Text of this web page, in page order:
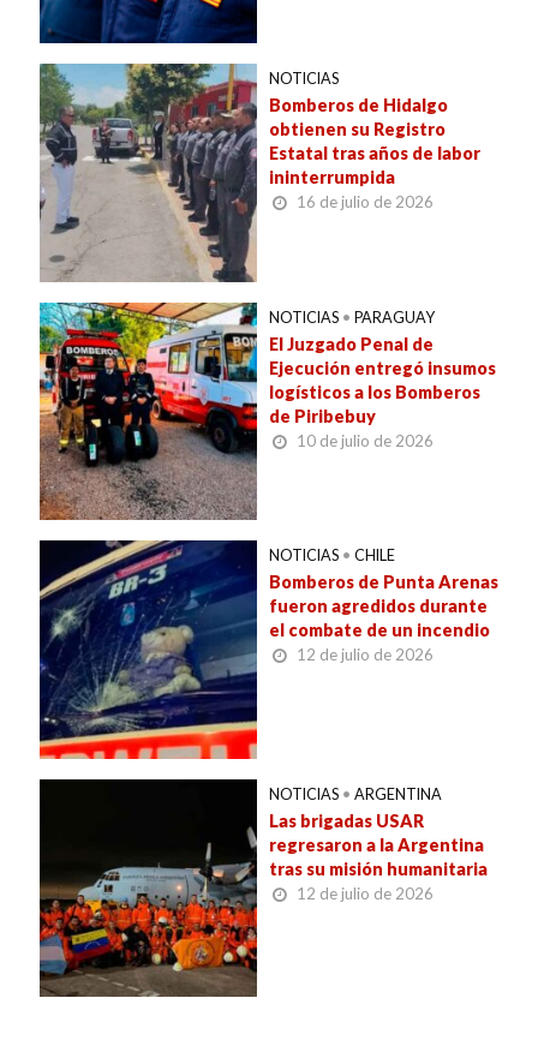
NOTICIAS
Bomberos de Hidalgo
obtienen su Registro
Estatal tras años de labor
ininterrumpida
16 de julio de 2026
NOTICIAS • PARAGUAY
El Juzgado Penal de
Ejecución entregó insumos
logísticos a los Bomberos
de Piribebuy
10 de julio de 2026
NOTICIAS • CHILE
Bomberos de Punta Arenas
fueron agredidos durante
el combate de un incendio
12 de julio de 2026
NOTICIAS • ARGENTINA
Las brigadas USAR
regresaron a la Argentina
tras su misión humanitaria
12 de julio de 2026